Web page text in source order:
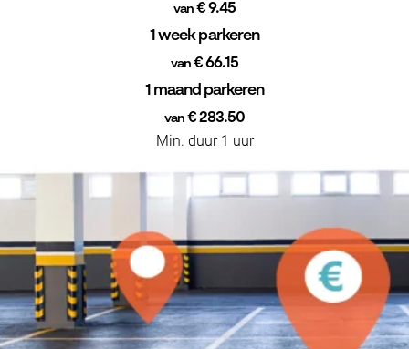
van€ 9.45
1 week parkeren
van€ 66.15
1 maand parkeren
van € 283.50
Min. duur 1 uur